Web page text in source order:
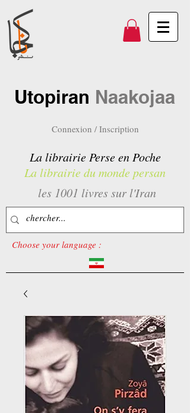
Utopiran Naakojaa
Connexion / Inscription
La librairie Perse en Poche
La librairie du monde persan
les 1001 livres sur l'Iran
Choose your language :